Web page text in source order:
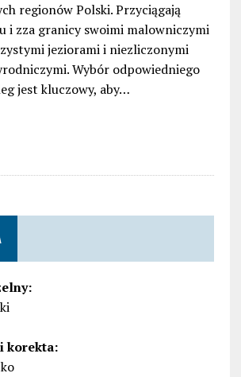
regionów Polski. Przyciągają
i zza granicy swoimi malowniczymi
jeziorami i niezliczonymi
Wybór odpowiedniego
jest kluczowy, aby…
korekta: